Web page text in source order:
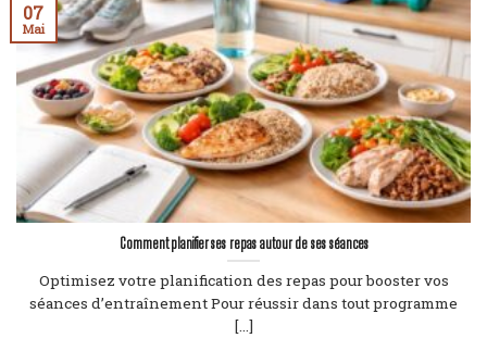
Comment planifier ses repas autour de ses séances
Optimisez votre planification des repas pour booster vos
séances d’entraînement Pour réussir dans tout programme
[...]
07
Mai